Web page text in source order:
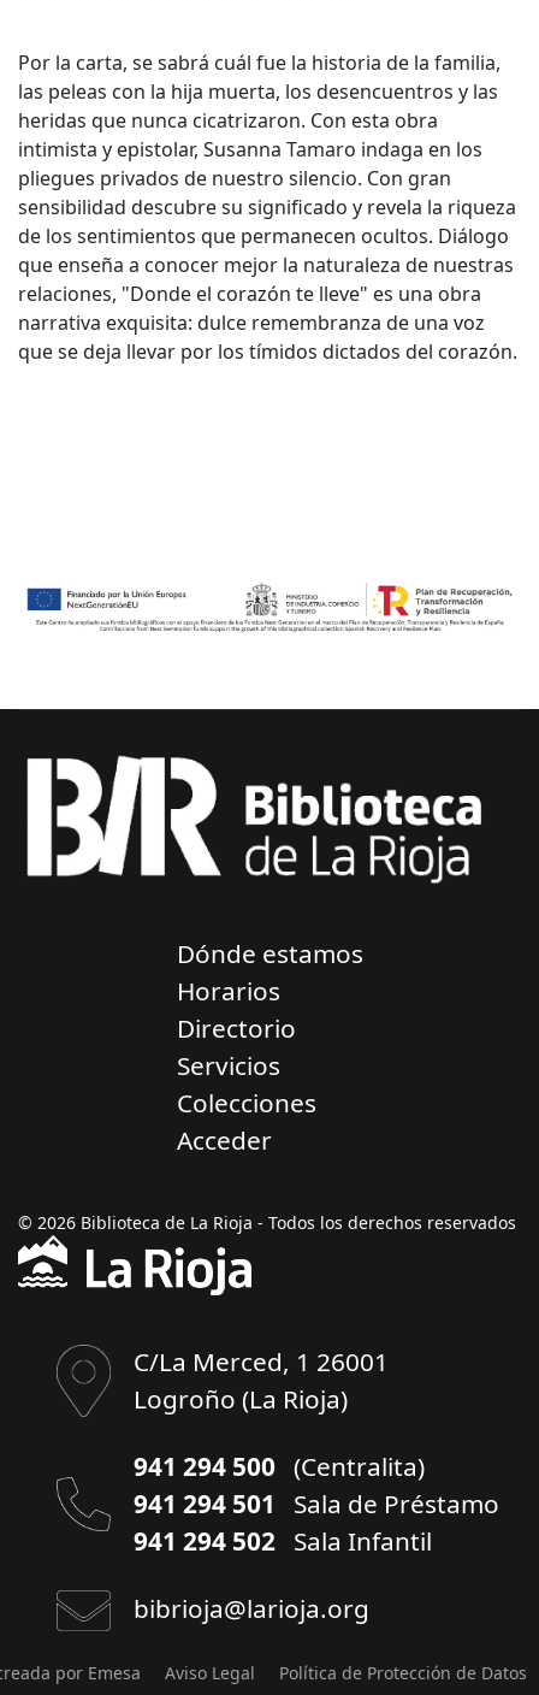
Por la carta, se sabrá cuál fue la historia de la familia,
las peleas con la hija muerta, los desencuentros y las
heridas que nunca cicatrizaron. Con esta obra
intimista y epistolar, Susanna Tamaro indaga en los
pliegues privados de nuestro silencio. Con gran
sensibilidad descubre su significado y revela la riqueza
de los sentimientos que permanecen ocultos. Diálogo
que enseña a conocer mejor la naturaleza de nuestras
relaciones, "Donde el corazón te lleve" es una obra
narrativa exquisita: dulce remembranza de una voz
que se deja llevar por los tímidos dictados del corazón.
Dónde estamos
Horarios
Directorio
Servicios
Colecciones
Acceder
© 2026 Biblioteca de La Rioja - Todos los derechos reservados
C/La Merced, 1 26001
Logroño (La Rioja)
941 294 500 (Centralita)
941 294 501
Sala de Préstamo
941 294 502 Sala Infantil
bibrioja@larioja.org
por Emesa Aviso Legal Política de Protección de Datos